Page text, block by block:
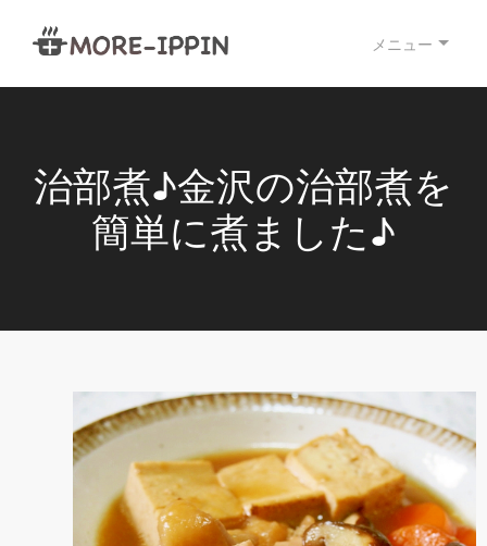
メニュー
治部煮♪金沢の治部煮を
簡単に煮ました♪